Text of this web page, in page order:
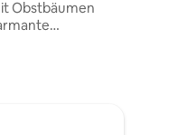
Obstbäumen
wurden vom
liebevoll